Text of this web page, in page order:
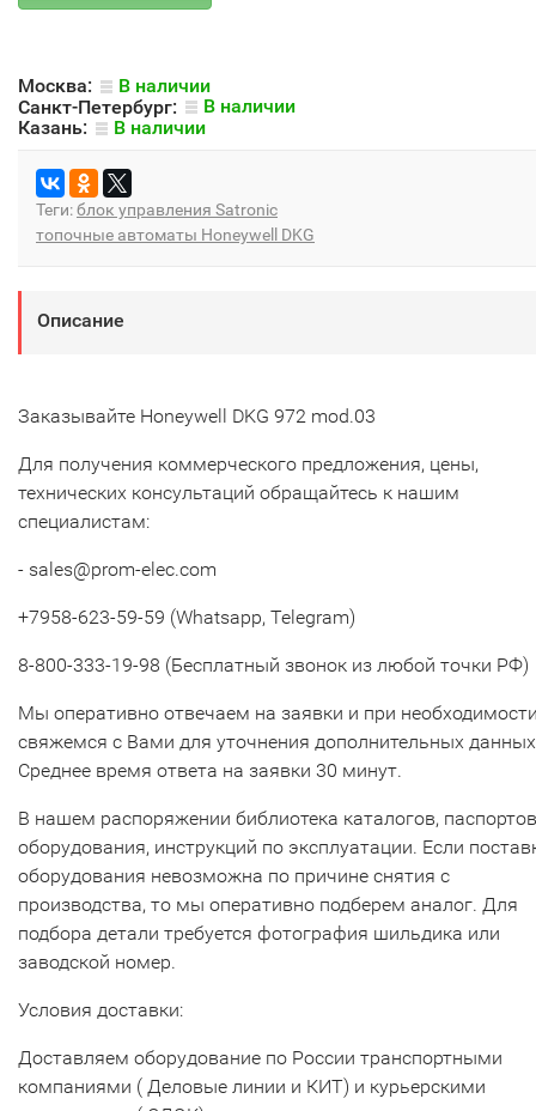
Москва:
В наличии
Санкт-Петербург:
В наличии
Казань:
В наличии
Теги:блок управления Satronic
топочные автоматы Honeywell DKG
Описание
Заказывайте Honeywell DKG 972 mod.03
Для получения коммерческого предложения, цены,
технических консультаций обращайтесь к нашим
специалистам:
- sales@prom-elec.com
+7958-623-59-59 (Whatsapp, Telegram)
8-800-333-19-98 (Бесплатный звонок из любой точки РФ)
Мы оперативно отвечаем на заявки и при
свяжемся с Вами для уточнения дополнительных
Среднее время ответа на заявки 30 минут.
В нашем распоряжении библиотека каталогов, паспортов
оборудования, инструкций по эксплуатации. Если
оборудования невозможна по причине снятия с
производства, то мы оперативно подберем аналог. Для
подбора детали требуется фотография шильдика или
заводской номер.
Условия доставки:
Доставляем оборудование по России транспортными
компаниями ( Деловые линии и КИТ) и курьерскими